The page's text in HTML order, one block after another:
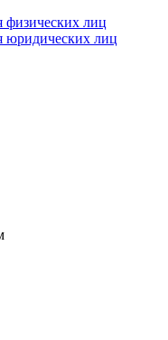
физических лиц
юридических лиц